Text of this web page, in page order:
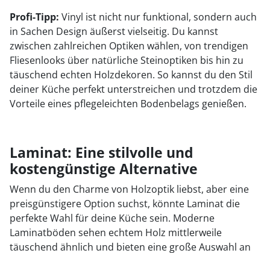
Profi-Tipp: Vinyl ist nicht nur funktional, sondern auch
in Sachen Design äußerst vielseitig. Du kannst
zwischen zahlreichen Optiken wählen, von trendigen
Fliesenlooks über natürliche Steinoptiken bis hin zu
täuschend echten Holzdekoren. So kannst du den Stil
deiner Küche perfekt unterstreichen und trotzdem die
Vorteile eines pflegeleichten Bodenbelags genießen.
Laminat: Eine stilvolle und
kostengünstige Alternative
Wenn du den Charme von Holzoptik liebst, aber eine
preisgünstigere Option suchst, könnte Laminat die
perfekte Wahl für deine Küche sein. Moderne
Laminatböden sehen echtem Holz mittlerweile
täuschend ähnlich und bieten eine große Auswahl an